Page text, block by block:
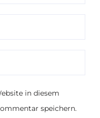
in diesem
speichern.